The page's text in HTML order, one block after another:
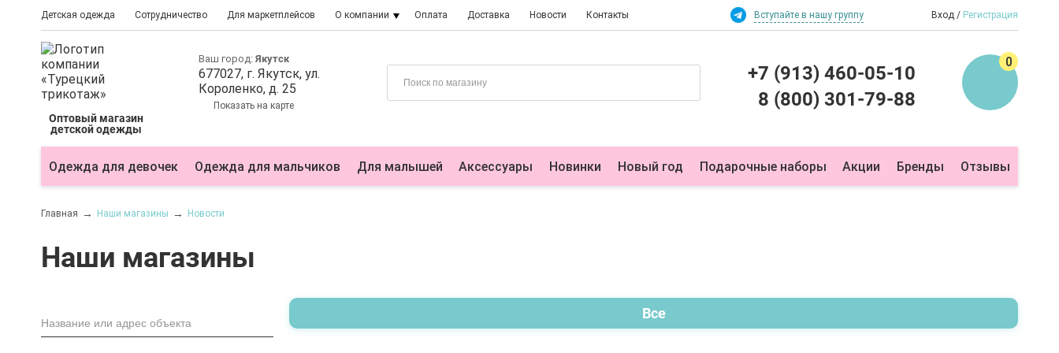
Детская одежда Сотрудничество Для маркетплейсов О компании Оплата Доставка Новости Контакты Вступайте в нашу группу Вход Регистрация
Оптовый магазин
детской одежды
Ваш город: Якутск
677027, г. Якутск, ул.
Короленко, д. 25
Показать на карте
+7 (913) 460-05-10
8 (800) 301-79-88
0
Одежда для девочек Одежда для мальчиков Для малышей Аксессуары Новинки Новый год Подарочные наборы Акции Бренды Отзывы
Главная Наши магазины Новости
Наши магазины
Все